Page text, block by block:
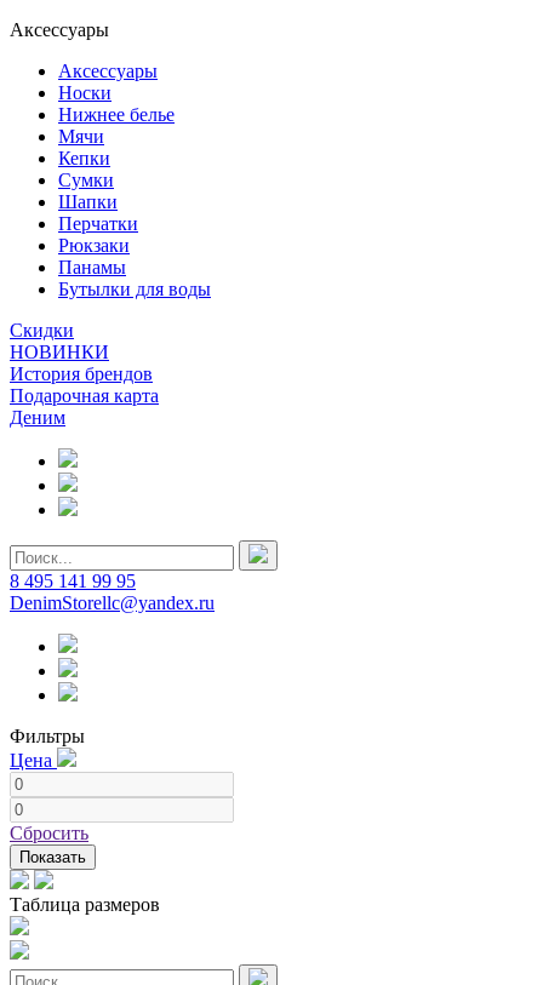
Аксессуары
Аксессуары
Носки
Нижнее белье
Мячи
Кепки
Сумки
Шапки
Перчатки
Рюкзаки
Панамы
Бутылки для воды
Скидки
НОВИНКИ
История брендов
Подарочная карта
Деним
8 495 141 99 95
DenimStorellc@yandex.ru
Фильтры
Цена
Сбросить
Показать
Таблица размеров